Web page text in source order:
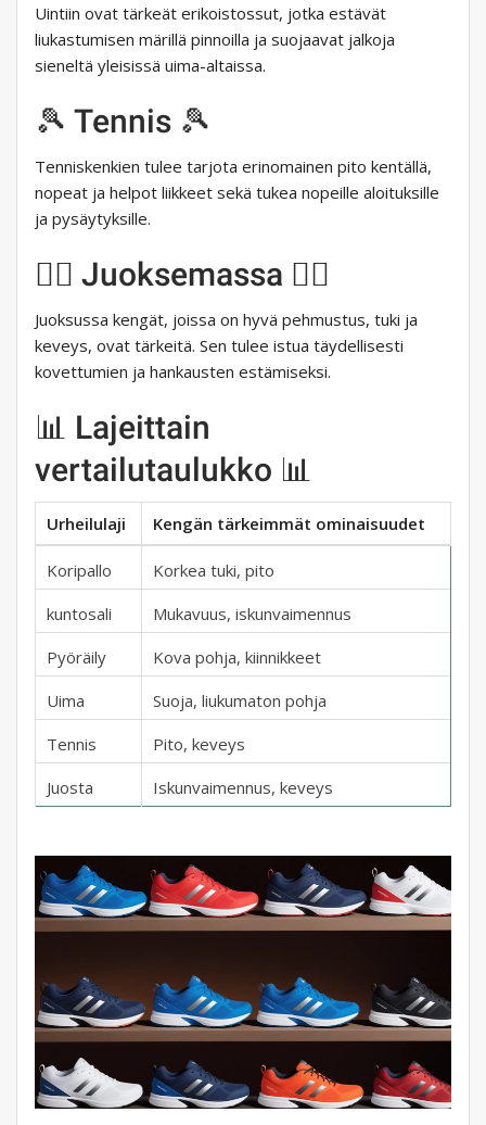
Uintiin ovat tärkeät erikoistossut, jotka estävät
liukastumisen märillä pinnoilla ja suojaavat jalkoja
sieneltä yleisissä uima-altaissa.
🎾 Tennis 🎾
Tenniskenkien tulee tarjota erinomainen pito kentällä,
nopeat ja helpot liikkeet sekä tukea nopeille aloituksille
ja pysäytyksille.
🏃‍♂️ Juoksemassa 🏃‍♂️
Juoksussa kengät, joissa on hyvä pehmustus, tuki ja
keveys, ovat tärkeitä. Sen tulee istua täydellisesti
kovettumien ja hankausten estämiseksi.
📊 Lajeittain
vertailutaulukko 📊
Urheilulaji Kengän tärkeimmät ominaisuudet
Koripallo
Korkea tuki, pito
kuntosali
Mukavuus, iskunvaimennus
Pyöräily
Kova pohja, kiinnikkeet
Uima
Suoja, liukumaton pohja
Tennis
Pito, keveys
Juosta
Iskunvaimennus, keveys